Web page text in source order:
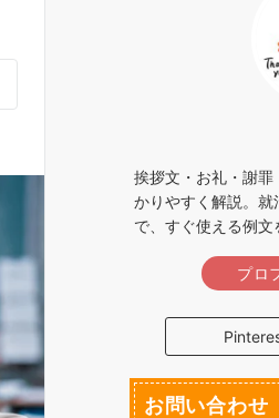
挨拶文・お礼・謝
かりやすく解説。就
で、すぐ使える例文
プロ
お問い合わせ